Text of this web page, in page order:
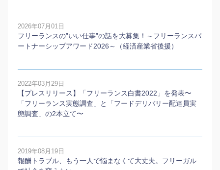
2026年07月01日
フリーランスの”いい仕事”の話を大募集！～フリーランスパ
ートナーシップアワード2026～（経済産業省後援）
2022年03月29日
【プレスリリース】「フリーランス白書2022」を発表〜
「フリーランス実態調査」と「フードデリバリー配達員実
態調査」の2本⽴て〜
2019年08月19日
報酬トラブル、もう一人で悩まなくて大丈夫。フリーガル